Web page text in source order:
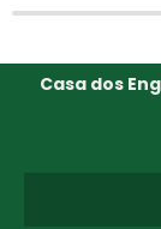
Casa dos